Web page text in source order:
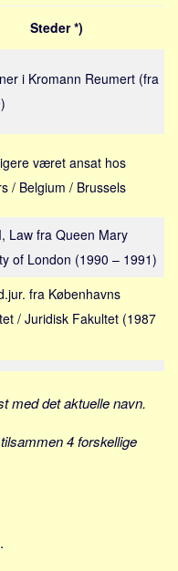
Steder *)
i Kromann Reumert (fra
været ansat hos
/ Belgium / Brussels
Law fra Queen Mary
of London (1990 – 1991)
fra Københavns
/ Juridisk Fakultet (1987
med det aktuelle navn.
4 forskellige